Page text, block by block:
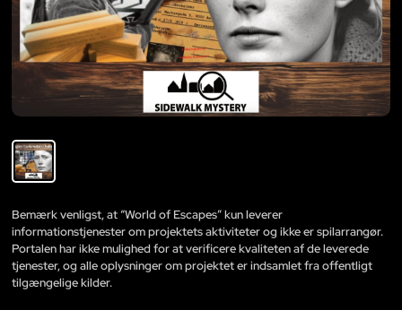
Bemærk venligst, at “World of Escapes” kun leverer
informationstjenester om projektets aktiviteter og ikke er spilarrangør.
Portalen har ikke mulighed for at verificere kvaliteten af de leverede
tjenester, og alle oplysninger om projektet er indsamlet fra offentligt
tilgængelige kilder.